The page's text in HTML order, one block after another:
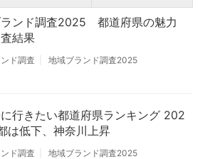
ンド調査2025 都道府県の魅力
結果
ド調査 地域ブランド調査2025
に行きたい都道府県ランキング 202
は低下、神奈川上昇
ド調査 地域ブランド調査2025